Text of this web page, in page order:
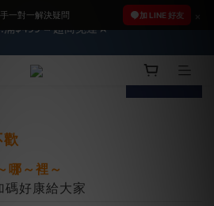
０% 成功的秘訣，全靠這組😎　 ( 查
看鍍膜攻略✔ )
滿$499 ➨超商免運★
００% 成功的秘訣，全靠這組😎　 ( 查
prev next
哪～裡～
碼好康給大家
一對一解決疑問 加 LINE 好友